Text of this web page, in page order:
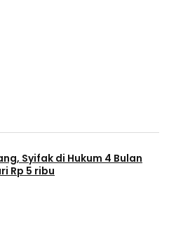
Syifak di Hukum 4 Bulan
Rp 5 ribu